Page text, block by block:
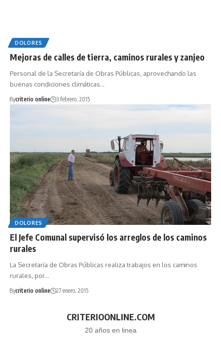
DOLORES
Mejoras de calles de tierra, caminos rurales y zanjeo
Personal de la Secretaría de Obras Públicas, aprovechando las
buenas condiciones climáticas…
Bycriterio online 3 febrero, 2015
DOLORES
El Jefe Comunal supervisó los arreglos de los caminos
rurales
La Secretaría de Obras Públicas realiza trabajos en los caminos
rurales, por…
Bycriterio online 27 enero, 2015
CRITERIOONLINE.COM
20 años en linea